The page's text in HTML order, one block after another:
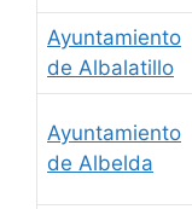
Ayuntamiento
de Albalatillo
Ayuntamiento
de Albelda